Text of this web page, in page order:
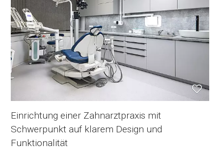
Einrichtung einer Zahnarztpraxis mit
Schwerpunkt auf klarem Design und
Funktionalität